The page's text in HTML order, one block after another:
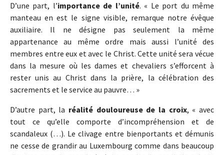
D’une part, l’importance de l’unité. « Le port du même
manteau en est le signe visible, remarque notre évêque
auxiliaire. Il ne désigne pas seulement la même
appartenance au même ordre mais aussi l’unité des
membres entre eux et avec le Christ. Cette unité sera vécue
dans la mesure où les dames et chevaliers s’efforcent à
rester unis au Christ dans la prière, la célébration des
sacrements et le service au pauvre… »
D’autre part, la réalité douloureuse de la croix, « avec
tout ce qu’elle comporte d’incompréhension et de
scandaleux (…). Le clivage entre bienportants et démunis
ne cesse de grandir au Luxembourg comme dans beaucoup